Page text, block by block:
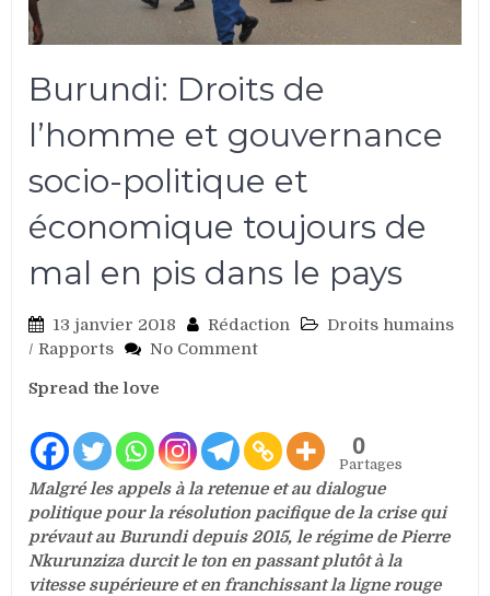
Burundi: Droits de
l’homme et gouvernance
socio-politique et
économique toujours de
mal en pis dans le pays
13 janvier 2018 Rédaction
Droits humains
/Rapports No Commenton
l’homme
et
gouvernance
socio-
politique
et
économique
Spread the love
0
Partages
Malgré les appels à la retenue et au dialogue
politique pour la résolution pacifique de la crise qui
prévaut au Burundi depuis 2015, le régime de Pierre
Nkurunziza durcit le ton en passant plutôt à la
vitesse supérieure et en franchissant la ligne rouge